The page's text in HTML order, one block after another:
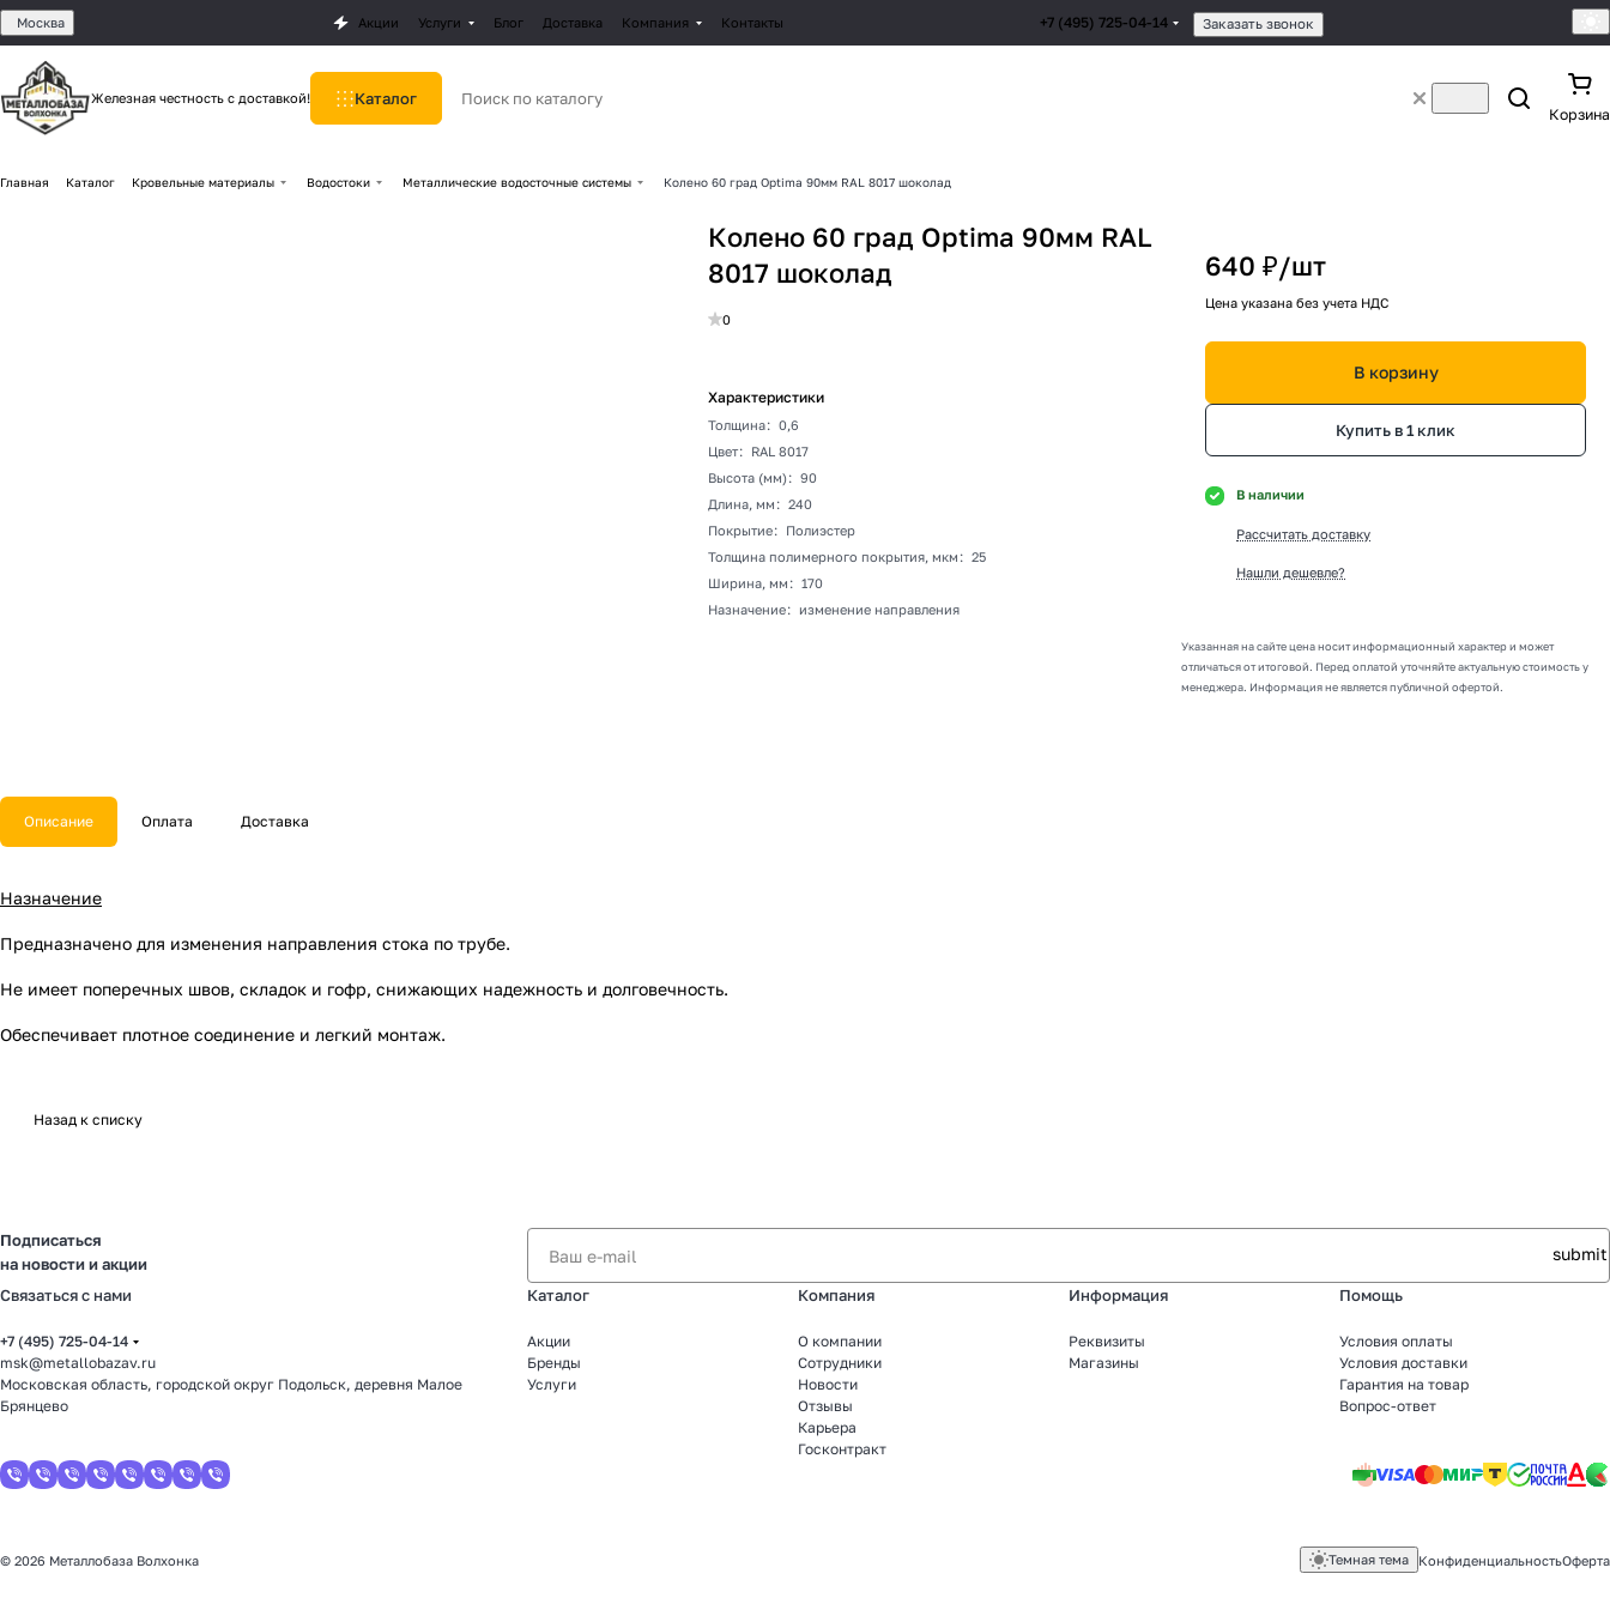
Москва Акции Услуги Блог Доставка Компания Контакты +7 (495) 725-04-14 Заказать звонок
Железная честность с доставкой! Каталог
Корзина
Главная Каталог Кровельные материалы Водостоки Металлические водосточные системы Колено 60 град Optima 90мм RAL 8017 шоколад
Колено 60 град Optima 90мм RAL
8017 шоколад
0
Характеристики
Толщина: 0,6
Цвет:
RAL 8017
Высота (мм): 90
Длина, мм : 240
Покрытие:
Полиэстер
Толщина полимерного покрытия, мкм : 25
Ширина, мм : 170
Назначение: изменение направления
640 ₽/шт
Цена указана без учета НДС
В корзину
Купить в 1 клик
В наличии
Рассчитать доставку
Нашли дешевле?
Указанная на сайте цена носит информационный характер и может
отличаться от итоговой. Перед оплатой уточняйте актуальную стоимость у
менеджера. Информация не является публичной офертой.
Описание Оплата Доставка
Назначение
Предназначено для изменения направления стока по трубе.
Не имеет поперечных швов, складок и гофр, снижающих надежность и долговечность.
Обеспечивает плотное соединение и легкий монтаж.
Назад к списку
Подписаться
на новости и акции
Связаться с нами
+7 (495) 725-04-14
msk@metallobazav.ru
Московская область, городской округ Подольск, деревня Малое
Брянцево
Каталог
Акции
Бренды
Услуги
Компания
О компании
Сотрудники
Новости
Отзывы
Карьера
Госконтракт
Информация
Реквизиты
Магазины
Помощь
Условия оплаты
Условия доставки
Гарантия на товар
Вопрос-ответ
© 2026 Металлобаза Волхонка Темная тема КонфиденциальностьОферта